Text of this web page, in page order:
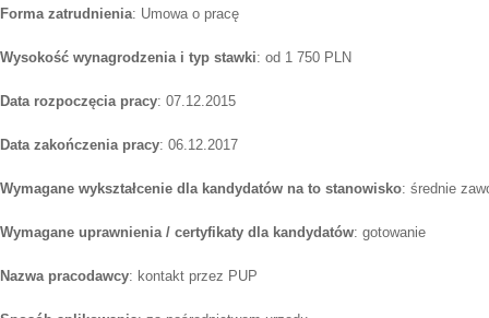
Forma zatrudnienia: Umowa o pracę
Wysokość wynagrodzenia i typ stawki: od 1 750 PLN
Data rozpoczęcia pracy: 07.12.2015
Data zakończenia pracy: 06.12.2017
Wymagane wykształcenie dla kandydatów na to stanowisko: średnie
Wymagane uprawnienia / certyfikaty dla kandydatów: gotowanie
Nazwa pracodawcy: kontakt przez PUP